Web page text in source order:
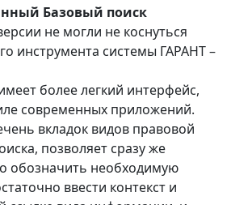
Базовый поиск
не могли не коснуться
инструмента системы ГАРАНТ –
более легкий интерфейс,
современных приложений.
вкладок видов правовой
позволяет сразу же
обозначить необходимую
ввести контекст и